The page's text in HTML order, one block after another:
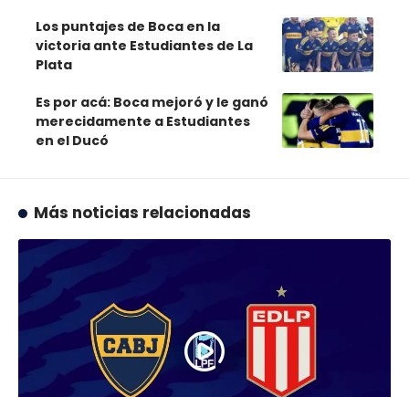
Los puntajes de Boca en la
victoria ante Estudiantes de La
Plata
Es por acá: Boca mejoró y le ganó
merecidamente a Estudiantes
en el Ducó
Más noticias relacionadas